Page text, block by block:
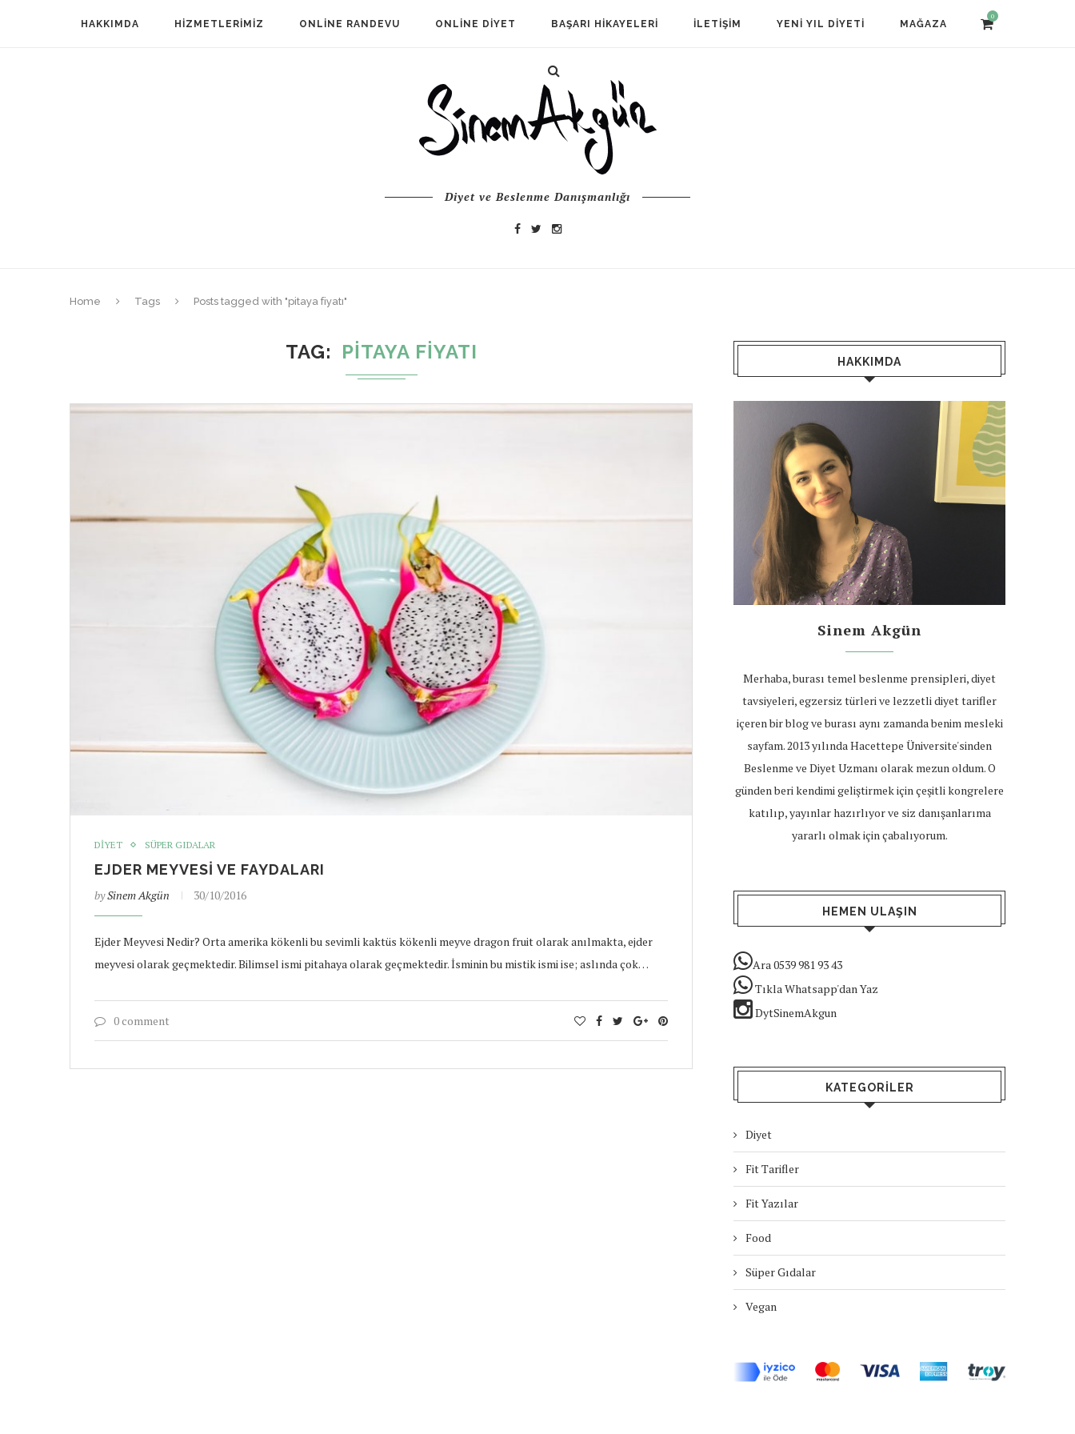
HAKKIMDA HIZMETLERIMIZ ONLINE RANDEVU ONLINE DIYET BAŞARI HIKAYELERI İLETIŞIM YENI YIL DIYETI MAĞAZA
0
Diyet ve Beslenme Danışmanlığı
Home Tags Posts tagged with "pitaya fiyatı"
TAG PITAYA FIYATI
DIYET SÜPER GIDALAR
EJDER MEYVESI VE FAYDALARI
bySinem Akgün 30/10/2016
Ejder Meyvesi Nedir? Orta amerika kökenli bu sevimli kaktüs kökenli meyve dragon fruit olarak anılmakta, ejder
meyvesi olarak geçmektedir. Bilimsel ismi pitahaya olarak geçmektedir. İsminin bu mistik ismi ise; aslında çok…
0 comment
HAKKIMDA
Sinem Akgün
Merhaba, burası temel beslenme prensipleri, diyet
tavsiyeleri, egzersiz türleri ve lezzetli diyet tarifler
içeren bir blog ve burası aynı zamanda benim mesleki
sayfam. 2013 yılında Hacettepe Üniversite'sinden
Beslenme ve Diyet Uzmanı olarak mezun oldum. O
günden beri kendimi geliştirmek için çeşitli kongrelere
katılıp, yayınlar hazırlıyor ve siz danışanlarıma
yararlı olmak için çabalıyorum.
HEMEN ULAŞIN
Ara 0539 981 93 43
Tıkla Whatsapp'dan Yaz
DytSinemAkgun
KATEGORILER
Diyet
Fit Tarifler
Fit Yazılar
Food
Süper Gıdalar
Vegan